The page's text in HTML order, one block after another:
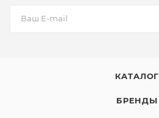
КАТАЛОГ
БРЕНДЫ